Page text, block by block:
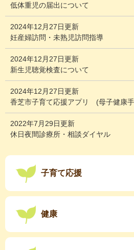
低体重児の届出について
2024年12月27日更新
妊産婦訪問・未熟児訪問指導
2024年12月27日更新
新生児聴覚検査について
2024年12月27日更新
香芝市子育て応援アプリ (母子健康
2022年7月29日更新
休日夜間診療所・相談ダイヤル
子育て応援
健康